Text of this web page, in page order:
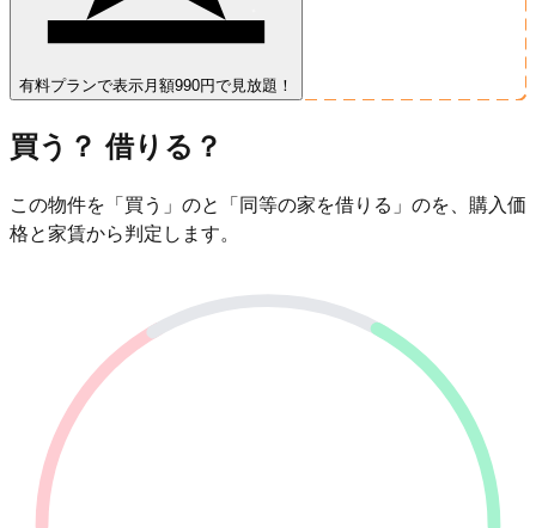
有料プランで表示 月額990円で見放題！
買う？ 借りる？
この物件を「買う」のと「同等の家を借りる」のを、購入価
格と家賃から判定します。